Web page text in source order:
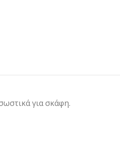
για σκάφη.